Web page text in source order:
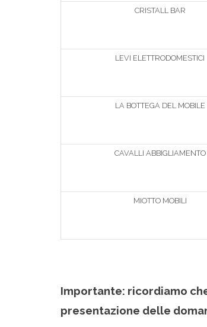
CRISTALL BAR
LEVI ELETTRODOMESTICI
LA BOTTEGA DEL MOBILE
CAVALLI ABBIGLIAMENTO
MIOTTO MOBILI
Importante: ricordiamo
presentazione delle